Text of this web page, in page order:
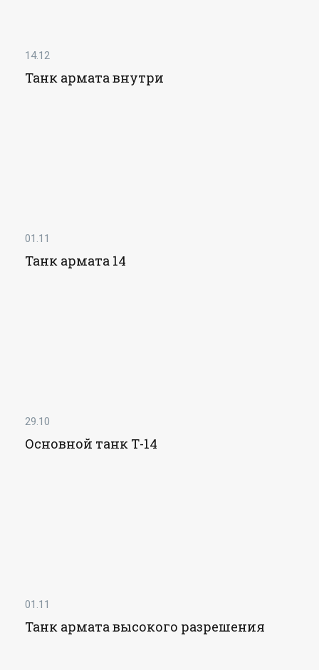
14.12
Танк армата внутри
01.11
Танк армата 14
29.10
Основной танк Т-14
01.11
Танк армата высокого разрешения